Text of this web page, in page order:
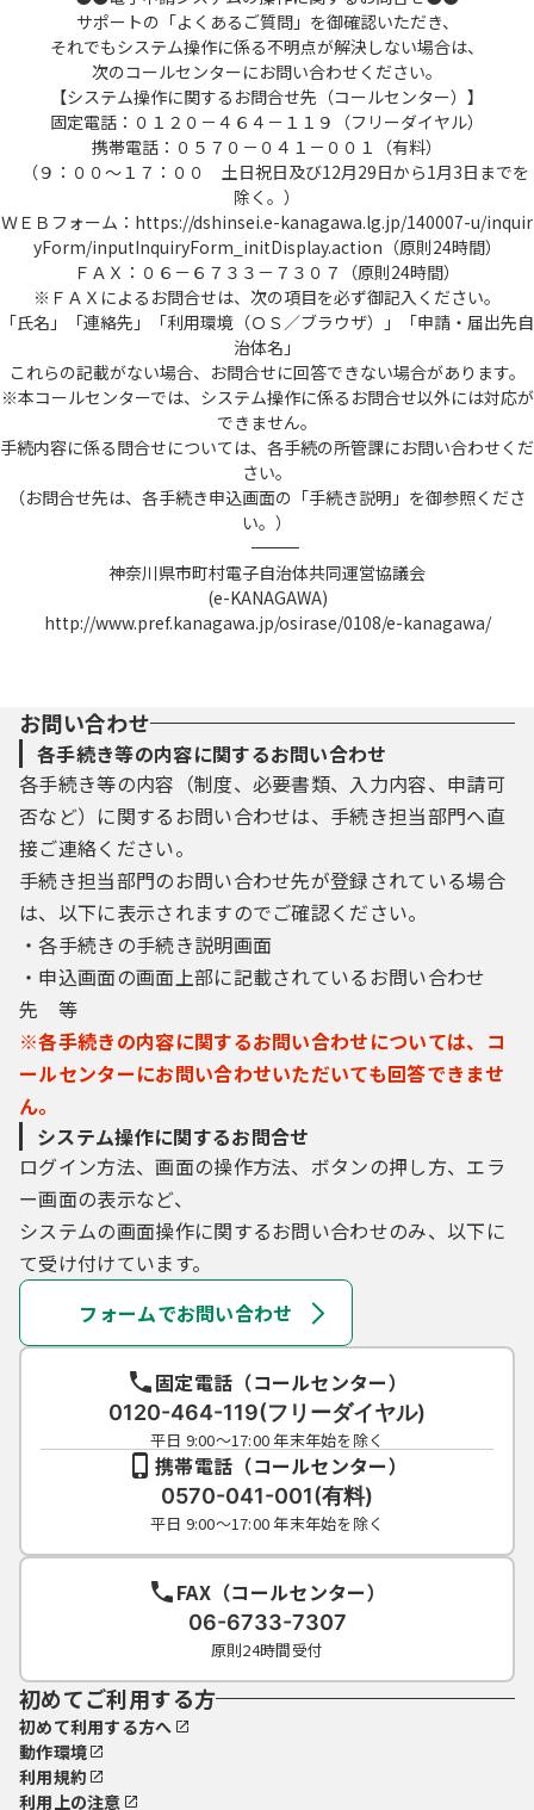
サポートの「よくあるご質問」を御確認いただき、
それでもシステム操作に係る不明点が解決しない場合は、
次のコールセンターにお問い合わせください。
【システム操作に関するお問合せ先（コールセンター）】
固定電話：０１２０－４６４－１１９（フリーダイヤル）
携帯電話：０５７０－０４１－００１（有料）
（９：００～１７：００ 土日祝日及び12月29日から1月3日までを
除く。）
ＷＥＢフォーム：https://dshinsei.e-kanagawa.lg.jp/140007-u/inquir
yForm/inputInquiryForm_initDisplay.action（原則24時間）
ＦＡＸ：０６－６７３３－７３０７（原則24時間）
※ＦＡＸによるお問合せは、次の項目を必ず御記入ください。
「氏名」「連絡先」「利用環境（ＯＳ／ブラウザ）」「申請・届出先自
治体名」
これらの記載がない場合、お問合せに回答できない場合があります。
※本コールセンターでは、システム操作に係るお問合せ以外には対応が
できません。
手続内容に係る問合せについては、各手続の所管課にお問い合わせくだ
さい。
（お問合せ先は、各手続き申込画面の「手続き説明」を御参照くださ
い。）
――――――――――――――――――――――――――――――――――――――――――――――――――
神奈川県市町村電子自治体共同運営協議会
(e-KANAGAWA)
http://www.pref.kanagawa.jp/osirase/0108/e-kanagawa/
お問い合わせ
各手続き等の内容に関するお問い合わせ
各手続き等の内容（制度、必要書類、入力内容、申請可
否など）に関するお問い合わせは、手続き担当部門へ直
接ご連絡ください。
手続き担当部門のお問い合わせ先が登録されている場合
は、以下に表示されますのでご確認ください。
・各手続きの手続き説明画面
・申込画面の画面上部に記載されているお問い合わせ
先 等
※各手続きの内容に関するお問い合わせについては、コ
ールセンターにお問い合わせいただいても回答できませ
ん。
システム操作に関するお問合せ
ログイン方法、画面の操作方法、ボタンの押し方、エラ
ー画面の表示など、
システムの画面操作に関するお問い合わせのみ、以下に
て受け付けています。
フォームでお問い合わせ
固定電話（コールセンター）
0120-464-119(フリーダイヤル)
平日 9:00～17:00 年末年始を除く
携帯電話（コールセンター）
0570-041-001(有料)
平日 9:00～17:00 年末年始を除く
FAX（コールセンター）
06-6733-7307
原則24時間受付
初めてご利用する方
初めて利用する方へ
動作環境
利用規約
利用上の注意